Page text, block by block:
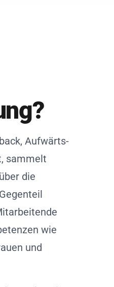
Aufwärts-
sammelt
die
wie
und